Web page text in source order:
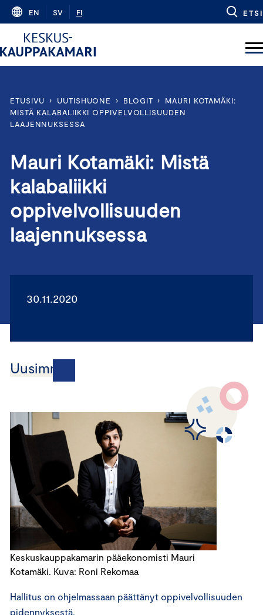
Skip
content
EN SV FI ETSI
ETUSIVU › UUTISHUONE › BLOGIT ›
MAURI KOTAMÄKI:
MISTÄ KALABALIIKKI OPPIVELVOLLISUUDEN
LAAJENNUKSESSA
Mauri Kotamäki: Mistä
kalabaliikki
oppivelvollisuuden
laajennuksessa
30.11.2020
Uusimmat
Keskuskauppakamarin pääekonomisti Mauri
Kotamäki. Kuva: Roni Rekomaa
Hallitus on ohjelmassaan päättänyt oppivelvollisuuden
pidennyksestä.